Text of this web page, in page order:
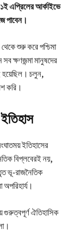
এপ্রিলের আর্কাইভে
পাবেন।
শুরু করে পশ্চিমা
ক্ষণজন্মা মানুষদের
হয়েছিল। চলুন,
করি।
ইতিহাসের
বিপ্লবেরই নয়,
ভূ-রাজনৈতিক
গুরুত্বপূর্ণ ঐতিহাসিক